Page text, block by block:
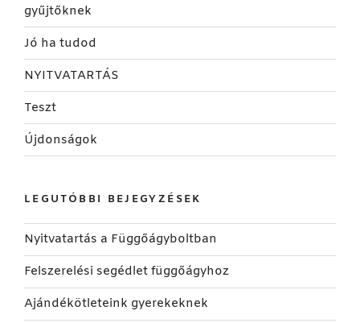
gyűjtőknek
Jó ha tudod
NYITVATARTÁS
Teszt
Újdonságok
LEGUTÓBBI BEJEGYZÉSEK
Nyitvatartás a Függőágyboltban
Felszerelési segédlet függőágyhoz
Ajándékötleteink gyerekeknek